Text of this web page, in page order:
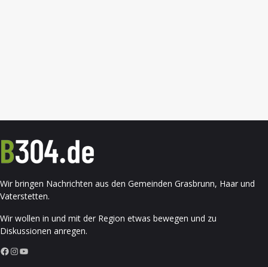
Wir bringen Nachrichten aus den Gemeinden Grasbrunn, Haar und
Vaterstetten.
Wir wollen in und mit der Region etwas bewegen und zu
Diskussionen anregen.
Facebook InstagramYouTube